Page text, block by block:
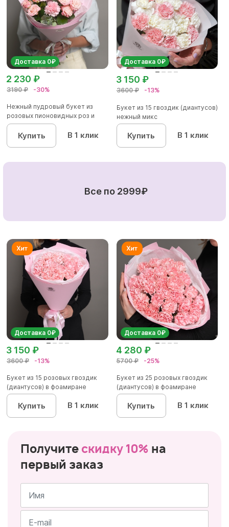
Доставка 0₽
3190 ₽ -30%
2 230 ₽
Нежный пудровый букет из
розовых пионовидных роз и
диан...
Купить В 1 клик
Доставка 0₽
3600 ₽ -13%
3 150 ₽
Букет из 15 гвоздик (диантусов)
нежный микс
Купить В 1 клик
Все по 2999₽
Доставка 0₽
3600 ₽ -13%
3 150 ₽
Букет из 15 розовых гвоздик
(диантусов) в фоамиране
Купить В 1 клик
Доставка 0₽
5700 ₽ -25%
4 280 ₽
Букет из 25 розовых гвоздик
(диантусов) в фоамиране
Купить В 1 клик
Получите скидку 10% на
первый заказ
Имя